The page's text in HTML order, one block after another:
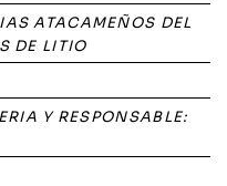
ATACAMEÑOS DEL
DE LITIO
Y RESPONSABLE: